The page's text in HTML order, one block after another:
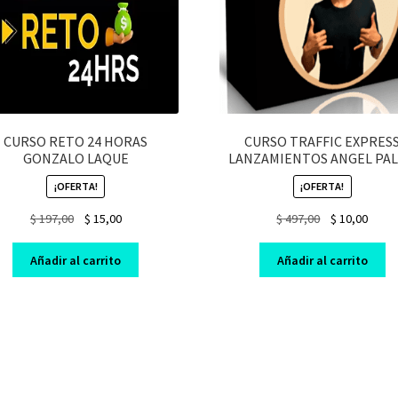
CURSO RETO 24 HORAS
GONZALO LAQUE
¡OFERTA!
$197,00
Original
was:
$ 197,00.
$ 15,00Current
is:
$ 15,00.
Añadir al carrito
CURSO TRAFFIC EXPRESS
LANZAMIENTOS ANGEL
¡OFERTA!
$497,00
Original
was:
$ 497,00.
$ 10,00
is:
$
Añadir al carrito